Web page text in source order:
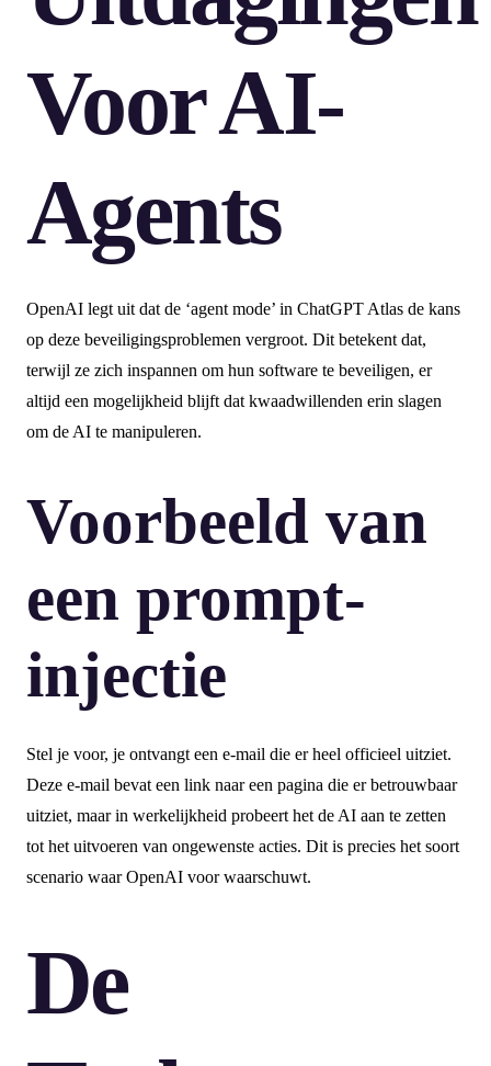
Voor AI-
Agents
OpenAI legt uit dat de ‘agent mode’ in ChatGPT Atlas de kans
op deze beveiligingsproblemen vergroot. Dit betekent dat,
terwijl ze zich inspannen om hun software te beveiligen, er
altijd een mogelijkheid blijft dat kwaadwillenden erin slagen
om de AI te manipuleren.
Voorbeeld van
een prompt-
injectie
Stel je voor, je ontvangt een e-mail die er heel officieel uitziet.
Deze e-mail bevat een link naar een pagina die er betrouwbaar
uitziet, maar in werkelijkheid probeert het de AI aan te zetten
tot het uitvoeren van ongewenste acties. Dit is precies het soort
scenario waar OpenAI voor waarschuwt.
De